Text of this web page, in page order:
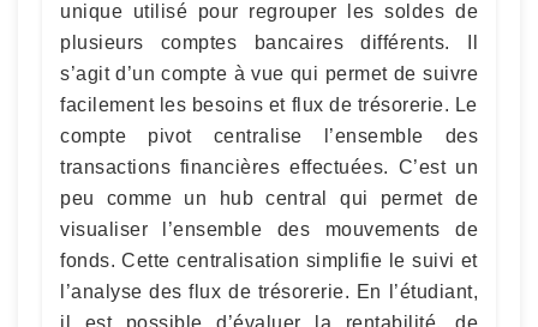
unique utilisé pour regrouper les soldes de
plusieurs comptes bancaires différents. Il
s’agit d’un compte à vue qui permet de suivre
facilement les besoins et flux de trésorerie. Le
compte pivot centralise l’ensemble des
transactions financières effectuées. C’est un
peu comme un hub central qui permet de
visualiser l’ensemble des mouvements de
fonds. Cette centralisation simplifie le suivi et
l’analyse des flux de trésorerie. En l’étudiant,
il est possible d’évaluer la rentabilité, de